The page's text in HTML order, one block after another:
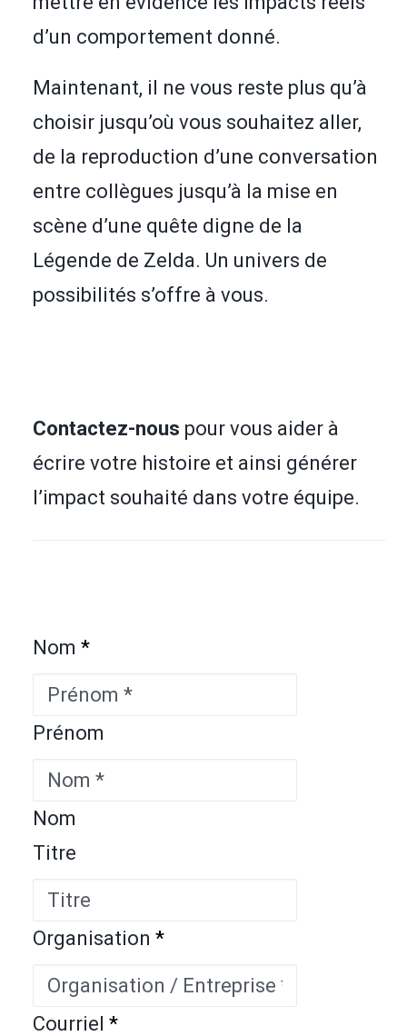
d’un comportement donné.
Maintenant, il ne vous reste plus qu’à
choisir jusqu’où vous souhaitez aller,
de la reproduction d’une conversation
entre collègues jusqu’à la mise en
scène d’une quête digne de la
Légende de Zelda. Un univers de
possibilités s’offre à vous.
Contactez-nous pour vous aider à
écrire votre histoire et ainsi générer
l’impact souhaité dans votre équipe.
Nom *
Prénom
Nom
Titre
Organisation *
Courriel *